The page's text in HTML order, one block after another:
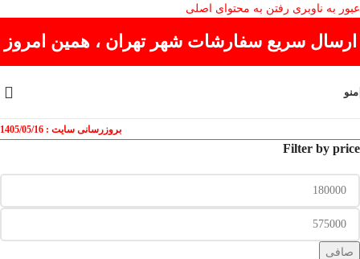
عبور به ناوبری رفتن به محتوای اصلی
ارسال سریع سفارشات شهر تهران ، همین امروز
منو
بروزرسانی سایت : 1405/05/16
Filter by price
صافی